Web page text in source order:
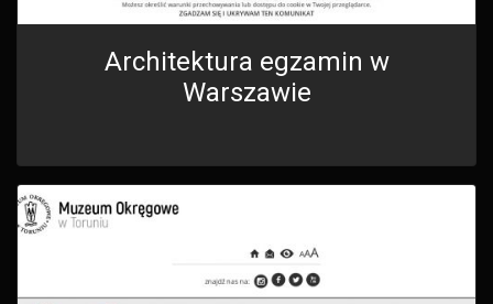
Architektura egzamin w
Warszawie